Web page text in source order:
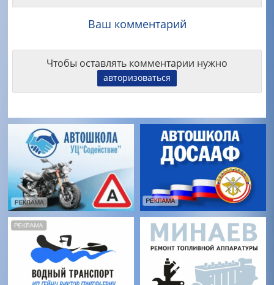
Ваш комментарий
Чтобы оставлять комментарии нужно
авторизоваться